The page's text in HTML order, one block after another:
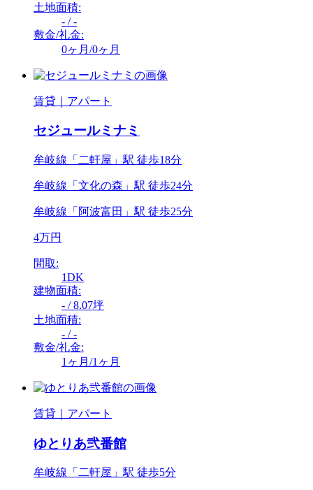
土地面積:
- / -
敷金/礼金:
0ヶ月/0ヶ月
賃貸｜アパート
セジュールミナミ
牟岐線「二軒屋」駅 徒歩18分
牟岐線「文化の森」駅 徒歩24分
牟岐線「阿波富田」駅 徒歩25分
4万円
間取:
1DK
建物面積:
- / 8.07坪
土地面積:
- / -
敷金/礼金:
1ヶ月/1ヶ月
賃貸｜アパート
ゆとりあ弐番館
牟岐線「二軒屋」駅 徒歩5分